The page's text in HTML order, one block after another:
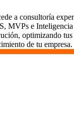
a consultoría
MVPs e
optimizando
de tu empresa.